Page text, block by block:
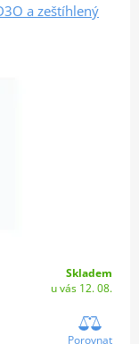
a zeštíhlený
Skladem
u vás 12. 08.
Porovnat